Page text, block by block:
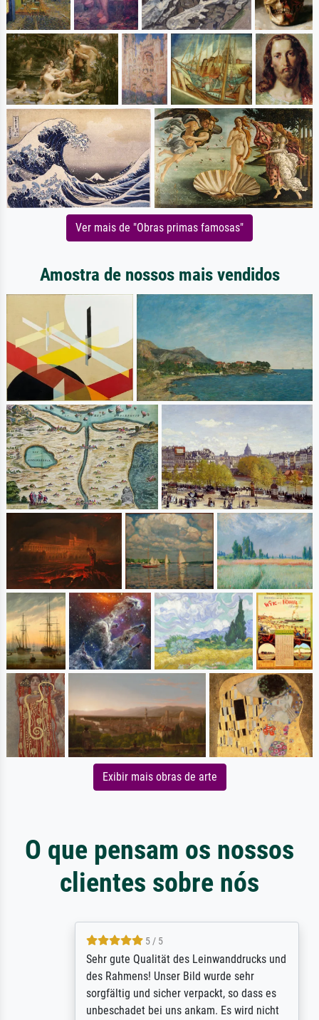
Ver mais de "Obras primas famosas"
Amostra de nossos mais vendidos
Exibir mais obras de arte
O que pensam os nossos
clientes sobre nós
5 / 5
Sehr gute Qualität des Leinwanddrucks und
des Rahmens! Unser Bild wurde sehr
sorgfältig und sicher verpackt, so dass es
unbeschadet bei uns ankam. Es wird nicht